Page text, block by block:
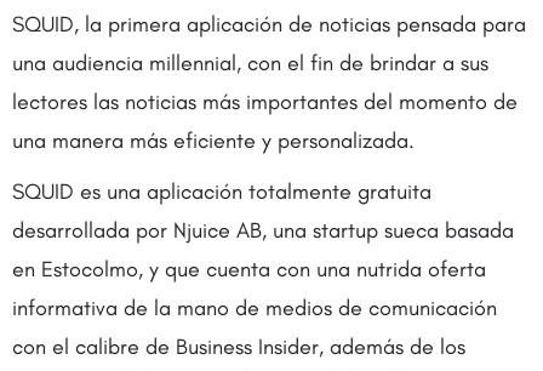
SQUID, la primera aplicación de noticias pensada para
una audiencia millennial, con el fin de brindar a sus
lectores las noticias más importantes del momento de
una manera más eficiente y personalizada.
SQUID es una aplicación totalmente gratuita
desarrollada por Njuice AB, una startup sueca basada
en Estocolmo, y que cuenta con una nutrida oferta
informativa de la mano de medios de comunicación
con el calibre de Business Insider, además de los